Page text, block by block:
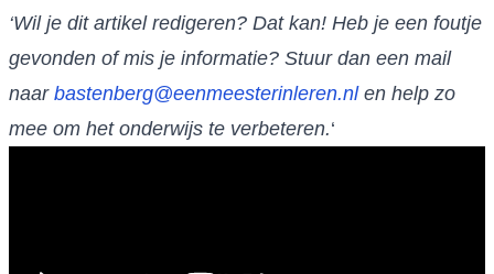
‘Wil je dit artikel redigeren? Dat kan! Heb je een foutje
gevonden of mis je informatie? Stuur dan een mail
naar bastenberg@eenmeesterinleren.nlen help zo
mee om het onderwijs te verbeteren.‘